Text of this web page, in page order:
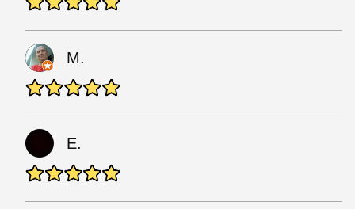
M.
E.